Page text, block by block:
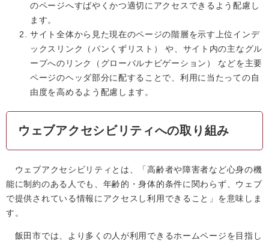
のページへすばやくかつ適切にアクセスできるよう配慮し
ます。
サイト全体から見た現在のページの階層を示す上位インデ
ックスリンク（パンくずリスト） や、サイト内の主なグル
ープへのリンク（グローバルナビゲーション） などを主要
ページのヘッダ部分に配することで、利用に当たっての自
由度を高めるよう配慮します。
ウェブアクセシビリティへの取り組み
ウェブアクセシビリティとは、「高齢者や障害者など心身の機
能に制約のある人でも、年齢的・身体的条件に関わらず、ウェブ
で提供されている情報にアクセスし利用できること」を意味しま
す。
飯田市では、より多くの人が利用できるホームページを目指し